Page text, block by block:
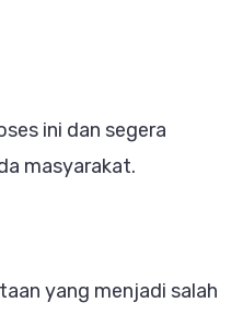
ini dan segera
masyarakat.
yang menjadi salah